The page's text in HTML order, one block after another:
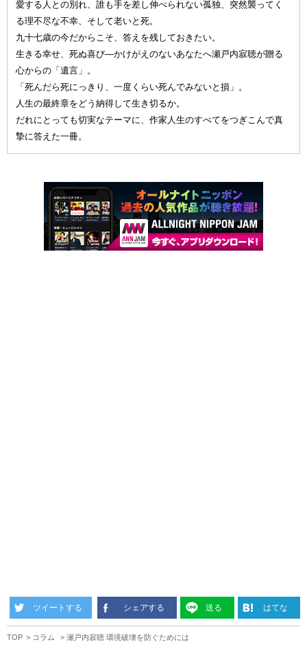
愛する人との別れ、誰も手を差し伸べられない孤独、突然襲ってく
る理不尽な不幸、そして老いと死。
九十七歳の今だからこそ、答えを残しておきたい。
生きる幸せ、死ぬ喜び—かけがえのないあなたへ瀬戸内寂聴が贈る
心からの「遺言」。
「死んだら死にっきり、一度くらい死んでみないと損」。
人生の最終章をどう納得して生き切るか。
だれにとっても切実なテーマに、作家人生のすべてをつぎこんで真
摯に答えた一冊。
ツイートする シェアする 送る はてな
TOP コラム 瀬戸内寂聴 環境破壊を防ぐためには